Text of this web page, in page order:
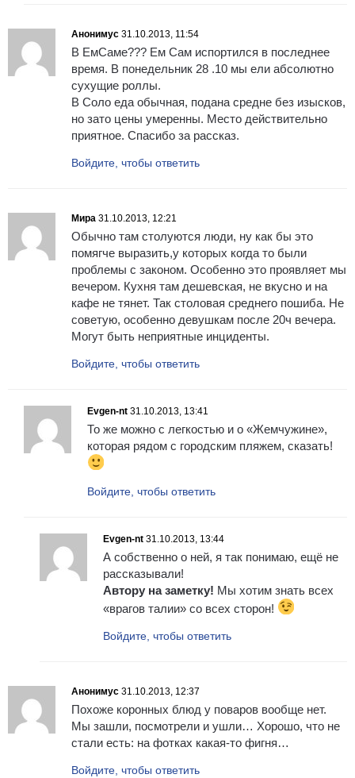
Анонимус 31.10.2013, 11:54
В ЕмСаме??? Ем Сам испортился в последнее
время. В понедельник 28 .10 мы ели абсолютно
сухущие роллы.
В Соло еда обычная, подана средне без изысков,
но зато цены умеренны. Место действительно
приятное. Спасибо за рассказ.
Войдите, чтобы ответить
Мира 31.10.2013, 12:21
Обычно там столуются люди, ну как бы это
помягче выразить,у которых когда то были
проблемы с законом. Особенно это проявляет мы
вечером. Кухня там дешевская, не вкусно и на
кафе не тянет. Так столовая среднего пошиба. Не
советую, особенно девушкам после 20ч вечера.
Могут быть неприятные инциденты.
Войдите, чтобы ответить
Evgen-nt 31.10.2013, 13:41
То же можно с легкостью и о «Жемчужине»,
которая рядом с городским пляжем, сказать!
Войдите, чтобы ответить
Evgen-nt 31.10.2013, 13:44
А собственно о ней, я так понимаю, ещё не
рассказывали!
Автору на заметку! Мы хотим знать всех
«врагов талии» со всех сторон!
Войдите, чтобы ответить
Анонимус 31.10.2013, 12:37
Похоже коронных блюд у поваров вообще нет.
Мы зашли, посмотрели и ушли… Хорошо, что не
стали есть: на фотках какая-то фигня…
Войдите, чтобы ответить